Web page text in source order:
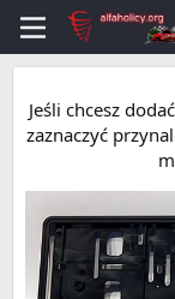
Jeśli chcesz
zaznaczyć